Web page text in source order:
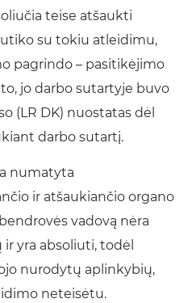
teise atšaukti
su tokiu atleidimu,
pagrindo – pasitikėjimo
jo darbo sutartyje buvo
(LR DK) nuostatas dėl
darbo sutartį.
numatyta
ir atšaukiančio organo
vadovą nėra
yra absoliuti, todėl
nurodytų aplinkybių,
neteisėtu.